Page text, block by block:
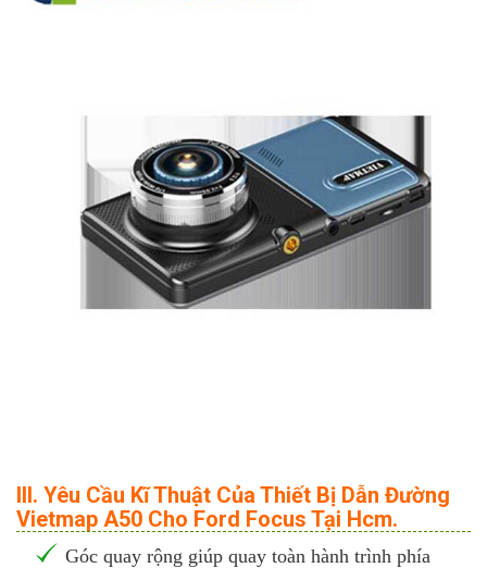
III. Yêu Cầu Kĩ Thuật Của Thiết Bị Dẫn Đường
Vietmap A50 Cho Ford Focus Tại Hcm.
Góc quay rộng giúp quay toàn hành trình phía